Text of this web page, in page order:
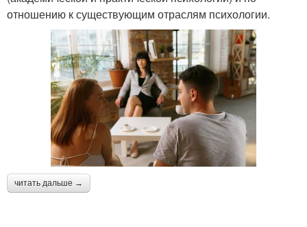
отношению к существующим отраслям психологии.
читать дальше →